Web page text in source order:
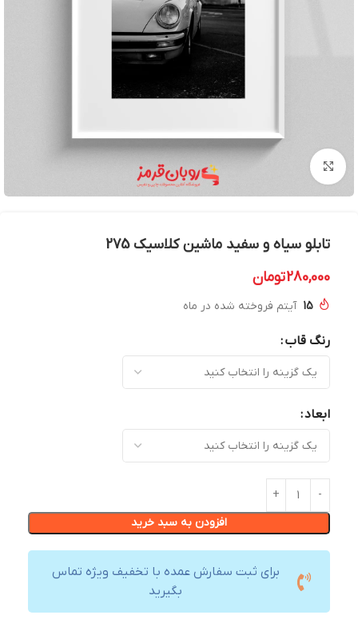
بزرگنمایی تصویر
تابلو سیاه و سفید ماشین کلاسیک 275
280,000تومان
15 آیتم فروخته شده در ماه
رنگ قاب
ابعاد
افزودن به سبد خرید
برای ثبت سفارش عمده با تخفیف ویژه تماس
بگیرید